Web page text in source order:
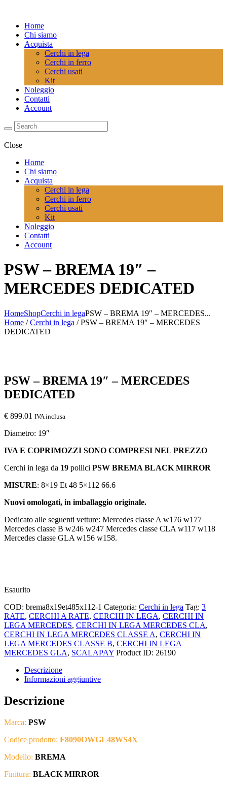
Home
Chi siamo
Acquista
Cerchi in lega
Cerchi in ferro
Cerchi usati
Kit
Noleggio
Contatti
Account
Close
Home
Chi siamo
Acquista
Cerchi in lega
Cerchi in ferro
Cerchi usati
Kit
Noleggio
Contatti
Account
PSW – BREMA 19″ –
MERCEDES DEDICATED
HomeShopCerchi in legaPSW – BREMA 19″ – MERCEDES...
Home /Cerchi in lega / PSW – BREMA 19″ – MERCEDES
DEDICATED
PSW – BREMA 19″ – MERCEDES
DEDICATED
€ 899.01 IVA inclusa
Diametro: 19″
IVA E COPRIMOZZI SONO COMPRESI NEL PREZZO
Cerchi in lega da 19 pollici PSW BREMA BLACK MIRROR
MISURE: 8×19 Et 48 5×112 66.6
Nuovi omologati, in imballaggio originale.
Dedicato alle seguenti vetture: Mercedes classe A w176 w177
Mercedes classe B w246 w247 Mercedes classe CLA w117 w118
Mercedes classe GLA w156 w158.
Esaurito
COD: brema8x19et485x112-1 Categoria: Cerchi in lega Tag: 3
RATE, CERCHI A RATE, CERCHI IN LEGA, CERCHI IN
LEGA MERCEDES, CERCHI IN LEGA MERCEDES CLA,
CERCHI IN LEGA MERCEDES CLASSE A, CERCHI IN
LEGA MERCEDES CLASSE B, CERCHI IN LEGA
MERCEDES GLA, SCALAPAY Product ID: 26190
Descrizione
Informazioni aggiuntive
Descrizione
Marca: PSW
Codice prodotto: F8090OWGL48WS4X
Modello: BREMA
Finitura: BLACK MIRROR